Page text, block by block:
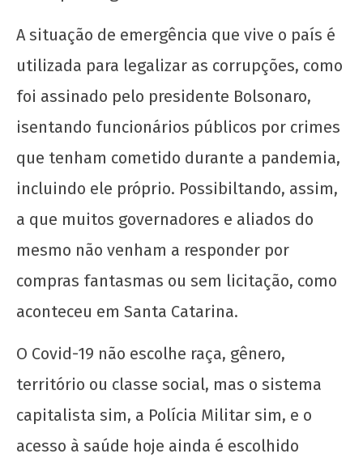
A situação de emergência que vive o país é
utilizada para legalizar as corrupções, como
foi assinado pelo presidente Bolsonaro,
isentando funcionários públicos por crimes
que tenham cometido durante a pandemia,
incluindo ele próprio. Possibiltando, assim,
a que muitos governadores e aliados do
mesmo não venham a responder por
compras fantasmas ou sem licitação, como
aconteceu em Santa Catarina.
O Covid-19 não escolhe raça, gênero,
território ou classe social, mas o sistema
capitalista sim, a Polícia Militar sim, e o
acesso à saúde hoje ainda é escolhido